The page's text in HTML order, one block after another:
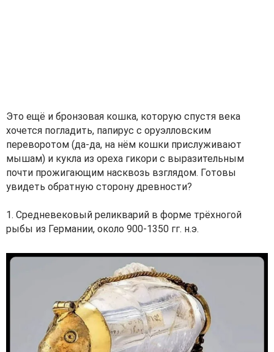
Это ещё и бронзовая кошка, которую спустя века
хочется погладить, папирус с оруэлловским
переворотом (да-да, на нём кошки прислуживают
мышам) и кукла из ореха гикори с выразительным
почти прожигающим насквозь взглядом. Готовы
увидеть обратную сторону древности?
1. Средневековый реликварий в форме трёхногой
рыбы из Германии, около 900-1350 гг. н.э.